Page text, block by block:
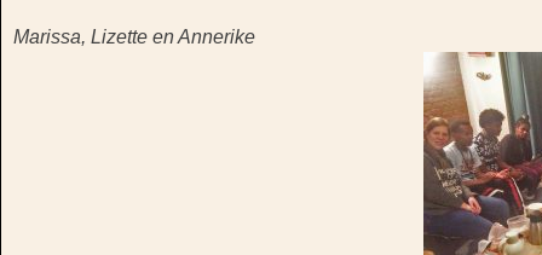
Marissa, Lizette en Annerike